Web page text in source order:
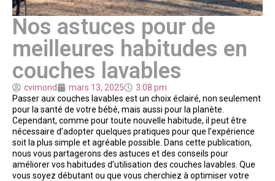
Nos astuces pour de
meilleures habitudes en
couches lavables
cvimond mars 13, 2025
3:08 pm
Passer aux couches lavables est un choix éclairé, non seulement
pour la santé de votre bébé, mais aussi pour la planète.
Cependant, comme pour toute nouvelle habitude, il peut être
nécessaire d’adopter quelques pratiques pour que l’expérience
soit la plus simple et agréable possible. Dans cette publication,
nous vous partagerons des astuces et des conseils pour
améliorer vos habitudes d’utilisation des couches lavables. Que
vous soyez débutant ou que vous cherchiez à optimiser votre